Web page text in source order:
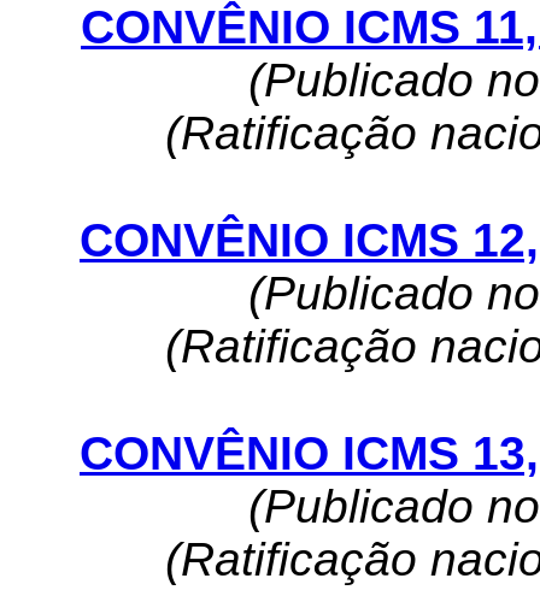
CONVÊNIO ICMS
(Publicado
(Ratificação
CONVÊNIO ICMS
(Publicado
(Ratificação
CONVÊNIO ICMS
(Publicado
(Ratificação